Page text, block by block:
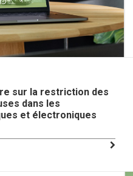
sur la restriction des
dans les
et électroniques